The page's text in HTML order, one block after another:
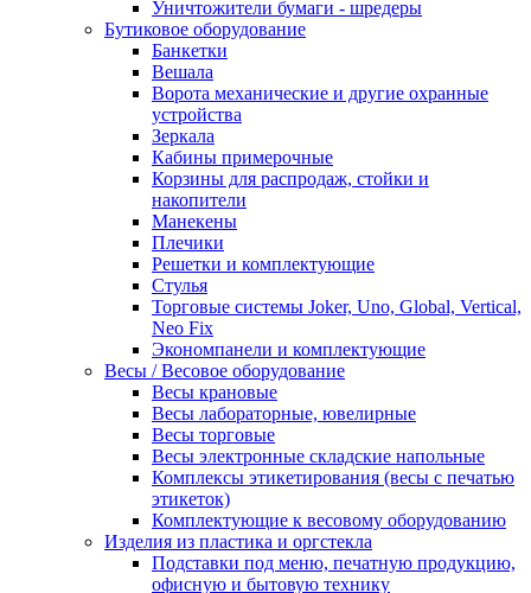
Уничтожители бумаги - шредеры
Бутиковое оборудование
Банкетки
Вешала
Ворота механические и другие охранные
устройства
Зеркала
Кабины примерочные
Корзины для распродаж, стойки и
накопители
Манекены
Плечики
Решетки и комплектующие
Стулья
Торговые системы Joker, Uno, Global, Vertical,
Neo Fix
Экономпанели и комплектующие
Весы / Весовое оборудование
Весы крановые
Весы лабораторные, ювелирные
Весы торговые
Весы электронные складские напольные
Комплексы этикетирования (весы с печатью
этикеток)
Комплектующие к весовому оборудованию
Изделия из пластика и оргстекла
Подставки под меню, печатную продукцию,
офисную и бытовую технику